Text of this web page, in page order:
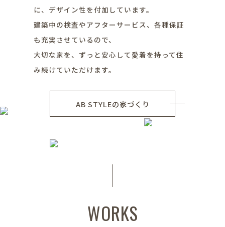
に、デザイン性を付加しています。
建築中の検査やアフターサービス、各種保証
も充実させているので、
大切な家を、ずっと安心して愛着を持って住
み続けていただけます。
AB STYLEの家づくり
WORKS